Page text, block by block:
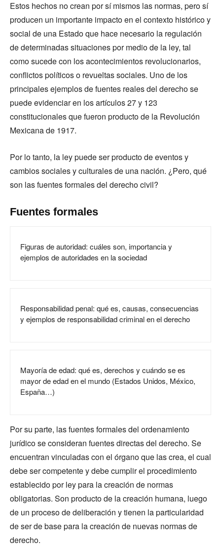
Estos hechos no crean por sí mismos las normas, pero sí
producen un importante impacto en el contexto histórico y
social de una Estado que hace necesario la regulación
de determinadas situaciones por medio de la ley, tal
como sucede con los acontecimientos revolucionarios,
conflictos políticos o revueltas sociales. Uno de los
principales ejemplos de fuentes reales del derecho se
puede evidenciar en los artículos 27 y 123
constitucionales que fueron producto de la Revolución
Mexicana de 1917.
Por lo tanto, la ley puede ser producto de eventos y
cambios sociales y culturales de una nación. ¿Pero, qué
son las fuentes formales del derecho civil?
Fuentes formales
Figuras de autoridad: cuáles son, importancia y
ejemplos de autoridades en la sociedad
Responsabilidad penal: qué es, causas, consecuencias
y ejemplos de responsabilidad criminal en el derecho
Mayoría de edad: qué es, derechos y cuándo se es
mayor de edad en el mundo (Estados Unidos, México,
España…)
Por su parte, las fuentes formales del ordenamiento
jurídico se consideran fuentes directas del derecho. Se
encuentran vinculadas con el órgano que las crea, el cual
debe ser competente y debe cumplir el procedimiento
establecido por ley para la creación de normas
obligatorias. Son producto de la creación humana, luego
de un proceso de deliberación y tienen la particularidad
de ser de base para la creación de nuevas normas de
derecho.